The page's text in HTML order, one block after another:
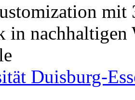
in nachhaltigen
Duisburg-